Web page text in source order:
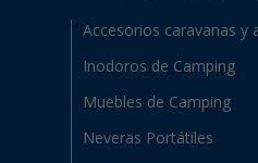
Accesorios caravanas y
Inodoros de Camping
Muebles de Camping
Neveras Portátiles